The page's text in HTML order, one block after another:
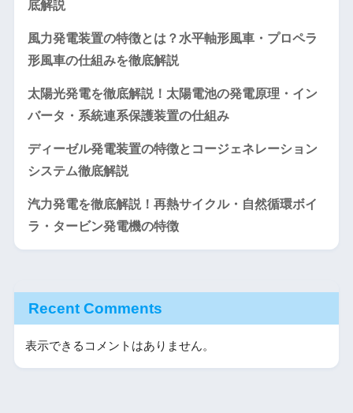
底解説
風力発電装置の特徴とは？水平軸形風車・プロペラ
形風車の仕組みを徹底解説
太陽光発電を徹底解説！太陽電池の発電原理・イン
バータ・系統連系保護装置の仕組み
ディーゼル発電装置の特徴とコージェネレーション
システム徹底解説
汽力発電を徹底解説！再熱サイクル・自然循環ボイ
ラ・タービン発電機の特徴
Recent Comments
表示できるコメントはありません。